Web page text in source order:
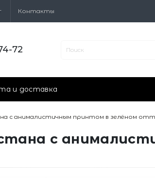
Контакты
72
и доставка
с анималистичным принтом в зелёном
с